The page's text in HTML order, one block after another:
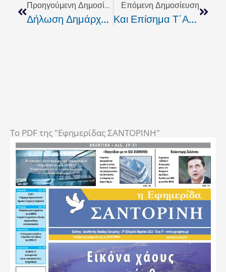
Προηγούμενη Δημοσίευση
Δήλωση Δημάρχου Συβρίτου Κ. Μιχάλη Πετρακάκη
Επόμενη Δημοσίευση
Και Επίσημα Τ΄Ανώγεια Στο 2ο Γύρο
To PDF της "Εφημερίδας ΣΑΝΤΟΡΙΝΗ"